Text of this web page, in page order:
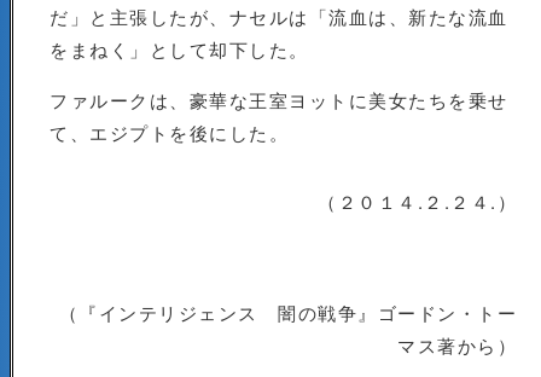
だ」と主張したが、ナセルは「流血は、新たな流血
をまねく」として却下した。
ファルークは、豪華な王室ヨットに美女たちを乗せ
て、エジプトを後にした。
（２０１４.２.２４.）
（『インテリジェンス 闇の戦争』ゴードン・トー
マス著から）